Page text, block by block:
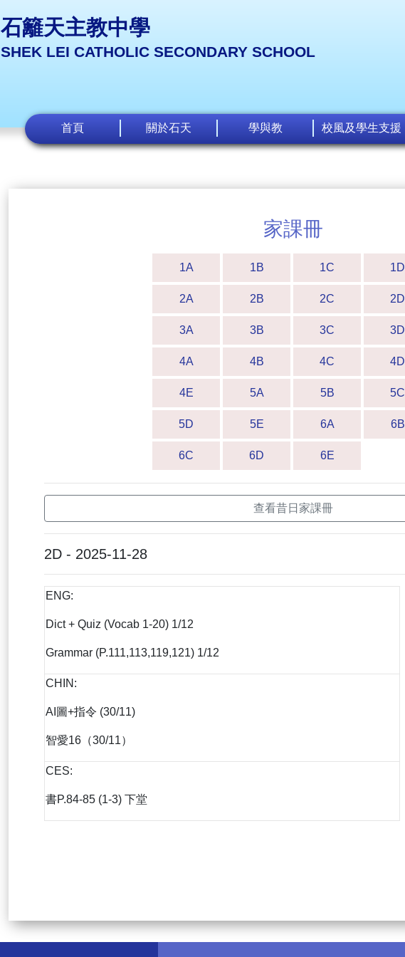
石籬天主教中學
SHEK LEI CATHOLIC SECONDARY SCHOOL
首頁 關於石天 學與教 校風及學生支援
家課冊
1A 1B 1C 1D
2A 2B 2C 2D
3A 3B 3C 3D
4A 4B 4C 4D
4E 5A 5B 5C
5D 5E 6A 6B
6C 6D 6E
查看昔日家課冊
2D - 2025-11-28
ENG:
Dict + Quiz (Vocab 1-20) 1/12
Grammar (P.111,113,119,121) 1/12
CHIN:
AI圖+指令 (30/11)
智愛16（30/11）
CES:
書P.84-85 (1-3) 下堂